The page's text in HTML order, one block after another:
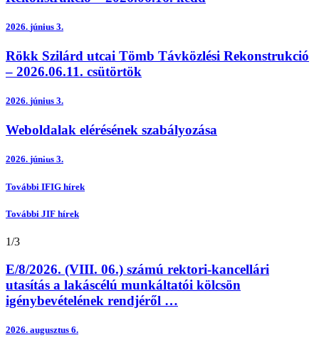
2026. június 3.
Rökk Szilárd utcai Tömb Távközlési Rekonstrukció
– 2026.06.11. csütörtök
2026. június 3.
Weboldalak elérésének szabályozása
2026. június 3.
További IFIG hírek
További JIF hírek
1/3
E/8/2026. (VIII. 06.) számú rektori-kancellári
utasítás a lakáscélú munkáltatói kölcsön
igénybevételének rendjéről …
2026. augusztus 6.